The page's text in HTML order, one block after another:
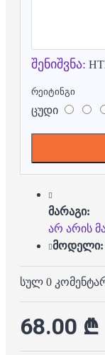
შენიშვნა:
რეიტინგი
ცუდი
მარაგი:
არ არის
მოდელი:
სულ 0
68.00 ₾